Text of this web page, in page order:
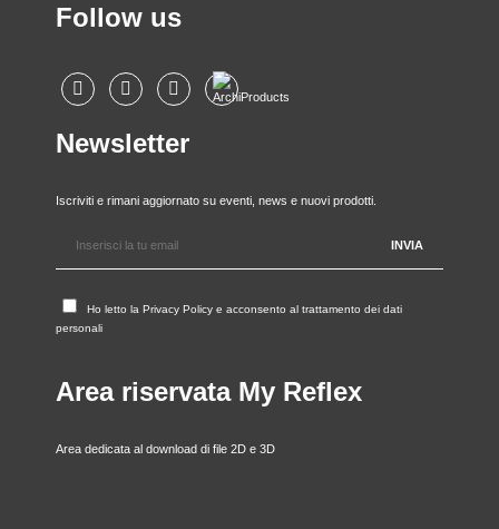
Follow us
Newsletter
Iscriviti e rimani aggiornato su eventi, news e nuovi prodotti.
Ho letto la Privacy Policy e acconsento al trattamento dei dati
personali
Area riservata My Reflex
Area dedicata al download di file 2D e 3D